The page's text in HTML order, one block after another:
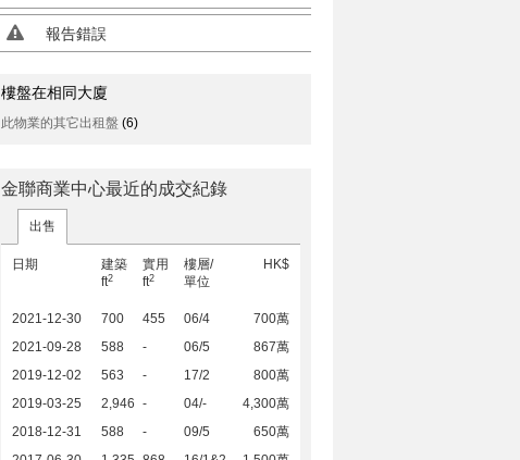
報告錯誤
樓盤在相同大廈
此物業的其它出租盤 (6)
金聯商業中心最近的成交紀錄
出售
日期
建築
ft2
實用
ft2
樓層/
單位
HK$
2021-12-30 700 455 06/4
700萬
2021-09-28
588 - 06/5
867萬
2019-12-02
563 - 17/2
800萬
2019-03-25
2,946 - 04/-
4,300萬
2018-12-31
588 - 09/5
650萬